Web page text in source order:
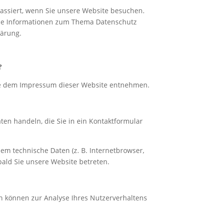
wenn Sie unsere Website besuchen.
Informationen zum Thema Datenschutz
Impressum dieser Website entnehmen.
handeln, die Sie in ein Kontaktformular
technische Daten (z. B. Internetbrowser,
Sie unsere Website betreten.
zur Analyse Ihres Nutzerverhaltens